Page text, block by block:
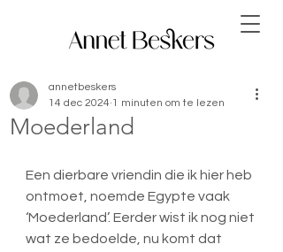
Moederland
annetbeskers
14 dec 2024 1 minuten om te lezen
Een dierbare vriendin die ik hier heb
ontmoet, noemde Egypte vaak
‘Moederland’. Eerder wist ik nog niet
wat ze bedoelde, nu komt dat